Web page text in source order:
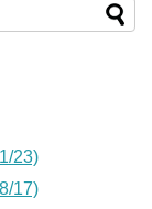
23)
17)